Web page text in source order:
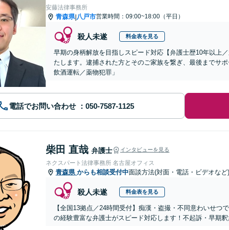
安藤法律事務所
青森県|八戸市営業時間：09:00~18:00（平日）
殺人未遂 料金表を見る
早期の身柄解放を目指しスピード対応【弁護士歴10年以上
たします。逮捕された方とそのご家族を繋ぎ、最後までサ
飲酒運転／薬物犯罪」
電話でお問い合わせ
柴田 直哉 弁護士 インタビューを見る
ネクスパート法律事務所 名古屋オフィス
青森県 からも相談受付中面談方法(対面・電話・ビデオなど
殺人未遂 料金表を見る
【全国13拠点／24時間受付】痴漢・盗撮・不同意わいせ
の経験豊富な弁護士がスピード対応します！不起訴・早期